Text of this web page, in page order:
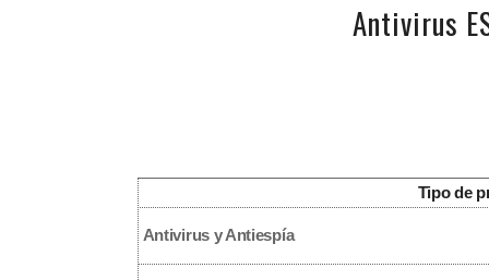
Antivirus
Tipo de
Antivirus y Antiespía